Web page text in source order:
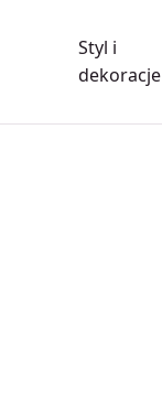
Styl i
dekoracje